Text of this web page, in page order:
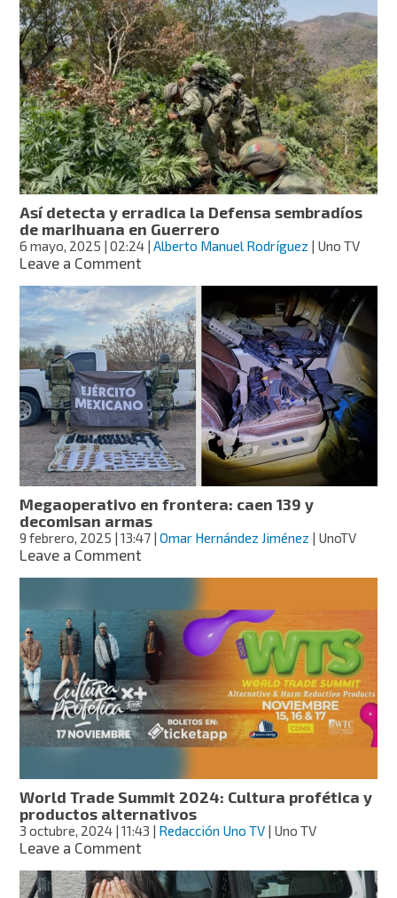
en
CDMX
“D3”,
acusado
de
dirigir
red
de
marihuana
de
diseño
Así detecta y erradica la Defensa sembradíos
de marihuana en Guerrero
6 mayo, 2025 | 02:24 |Alberto Manuel Rodríguez | Uno TV
Leave a Commenton
detecta
y
erradica
la
Defensa
sembradíos
de
marihuana
en
Guerrero
Megaoperativo en frontera: caen 139 y
decomisan armas
9 febrero, 2025 | 13:47 |Omar Hernández Jiménez | UnoTV
Leave a Commenton
frontera:
caen
139
y
decomisan
armas
World Trade Summit 2024: Cultura profética y
productos alternativos
3 octubre, 2024 | 11:43 | Redacción Uno TV | Uno TV
Leave a Commenton
Trade